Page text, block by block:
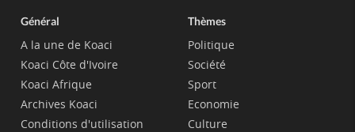
Général
A la une de Koaci
Koaci Côte d'Ivoire
Koaci Afrique
Archives Koaci
Conditions d'utilisation
Thèmes
Politique
Société
Sport
Economie
Culture